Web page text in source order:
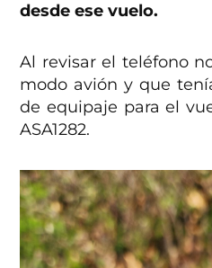
desde ese vuelo.
Al revisar el teléfono
modo avión y que
de equipaje para el
ASA1282.